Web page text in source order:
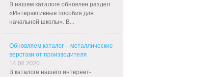
В нашем каталоге обновлен раздел
«Интерактивные пособия для
начальной школы». В...
Обновляем каталог – металлические
верстаки от производителя
14.08.2020
В каталоге нашего интернет-